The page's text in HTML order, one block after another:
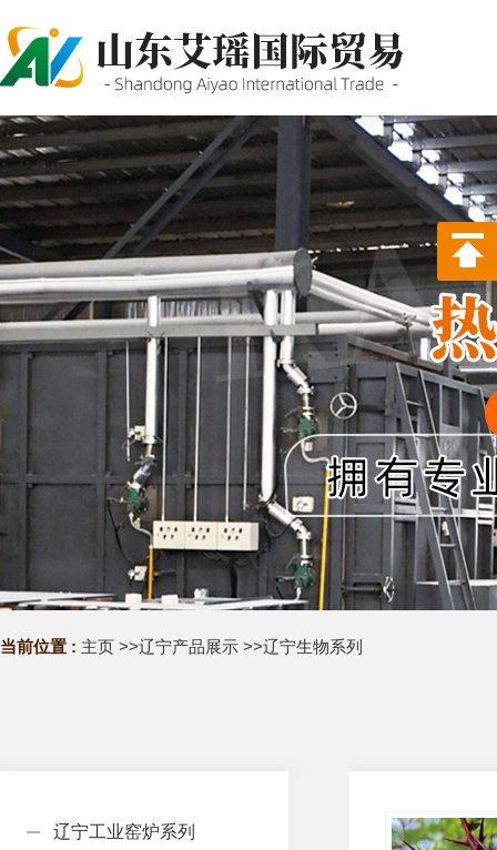
PROBURN手机网页版,P站最新
版下载,PORNHUB免登录版APP
下载
当前位置 : 主页 >>辽宁产品展示 >>辽宁生物系列
辽宁工业窑炉系列